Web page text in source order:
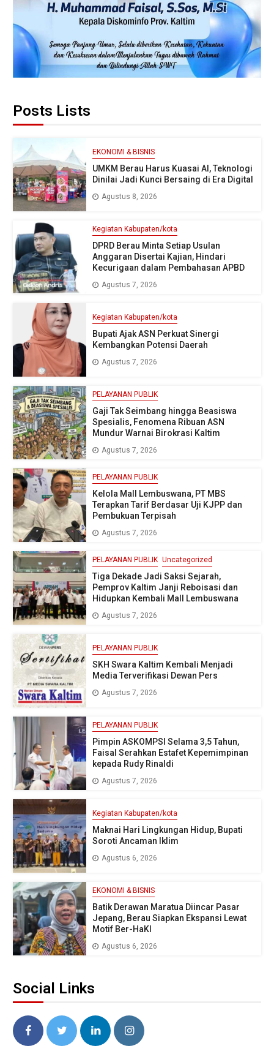
Posts Lists
EKONOMI & BISNIS
UMKM Berau Harus Kuasai AI, Teknologi
Dinilai Jadi Kunci Bersaing di Era Digital
Agustus 8, 2026
Kegiatan Kabupaten/kota
DPRD Berau Minta Setiap Usulan
Anggaran Disertai Kajian, Hindari
Kecurigaan dalam Pembahasan APBD
Agustus 7, 2026
Kegiatan Kabupaten/kota
Bupati Ajak ASN Perkuat Sinergi
Kembangkan Potensi Daerah
Agustus 7, 2026
PELAYANAN PUBLIK
Gaji Tak Seimbang hingga Beasiswa
Spesialis, Fenomena Ribuan ASN
Mundur Warnai Birokrasi Kaltim
Agustus 7, 2026
PELAYANAN PUBLIK
Kelola Mall Lembuswana, PT MBS
Terapkan Tarif Berdasar Uji KJPP dan
Pembukuan Terpisah
Agustus 7, 2026
PELAYANAN PUBLIK Uncategorized
Tiga Dekade Jadi Saksi Sejarah,
Pemprov Kaltim Janji Reboisasi dan
Hidupkan Kembali Mall Lembuswana
Agustus 7, 2026
PELAYANAN PUBLIK
SKH Swara Kaltim Kembali Menjadi
Media Terverifikasi Dewan Pers
Agustus 7, 2026
PELAYANAN PUBLIK
Pimpin ASKOMPSI Selama 3,5 Tahun,
Faisal Serahkan Estafet Kepemimpinan
kepada Rudy Rinaldi
Agustus 7, 2026
Kegiatan Kabupaten/kota
Maknai Hari Lingkungan Hidup, Bupati
Soroti Ancaman Iklim
Agustus 6, 2026
EKONOMI & BISNIS
Batik Derawan Maratua Diincar Pasar
Jepang, Berau Siapkan Ekspansi Lewat
Motif Ber-HaKI
Agustus 6, 2026
Social Links